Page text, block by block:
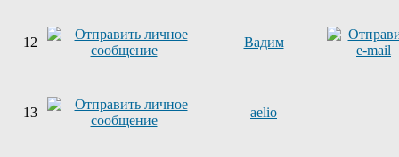
12 Вадим
13 aelio